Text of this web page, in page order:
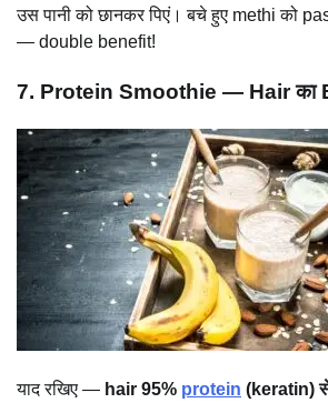
उस पानी को छानकर पिएं। बचे हुए methi को
— double benefit!
7. Protein Smoothie — Hair का
याद रखिए — hair 95% protein (keratin) से